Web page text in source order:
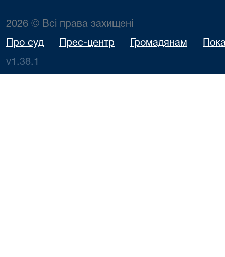
2026 © Всі права захищені
Про суд Прес-центр Громадянам
v1.38.1